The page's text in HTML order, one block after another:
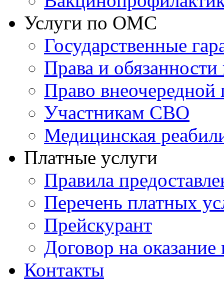
Услуги по ОМС
Государственные
Права и
Право
Участникам СВО
Медицинская
Платные услуги
Правила
Перечень платных
Прейскурант
Договор на оказание
Контакты